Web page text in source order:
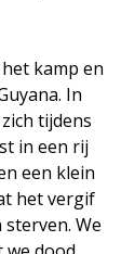
kamp en
In
tijdens
in een rij
een klein
het vergif
We